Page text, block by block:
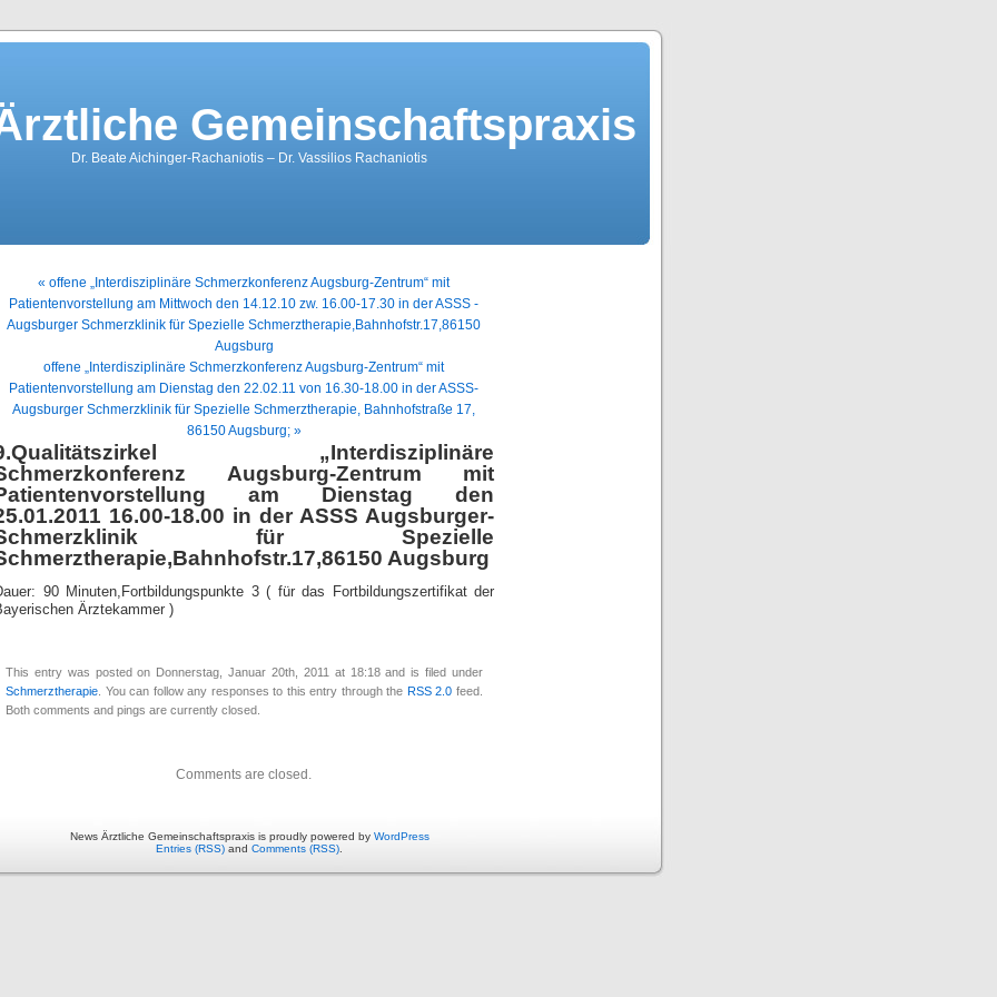
Gemeinschaftspraxis
Dr. Beate Aichinger-Rachaniotis – Dr. Vassilios Rachaniotis
« offene „Interdisziplinäre Schmerzkonferenz Augsburg-Zentrum“ mit
Patientenvorstellung am Mittwoch den 14.12.10 zw. 16.00-17.30 in der ASSS -
Augsburger Schmerzklinik für Spezielle Schmerztherapie,Bahnhofstr.17,86150
Augsburg
offene „Interdisziplinäre Schmerzkonferenz Augsburg-Zentrum“ mit
Patientenvorstellung am Dienstag den 22.02.11 von 16.30-18.00 in der ASSS-
Augsburger Schmerzklinik für Spezielle Schmerztherapie, Bahnhofstraße 17,
86150 Augsburg; »
„Interdisziplinäre
Augsburg-Zentrum mit
am Dienstag den
16.00-18.00 in der ASSS Augsburger-
für Spezielle
Augsburg
90 Minuten,Fortbildungspunkte 3 ( für das Fortbildungszertifikat der
Ärztekammer )
This entry was posted on Donnerstag, Januar 20th, 2011 at 18:18 and is filed under
Schmerztherapie . You can follow any responses to this entry through the RSS 2.0 feed.
Both comments and pings are currently closed.
Comments are closed.
News Ärztliche Gemeinschaftspraxis is proudly powered by WordPress
Entries (RSS) and Comments (RSS)